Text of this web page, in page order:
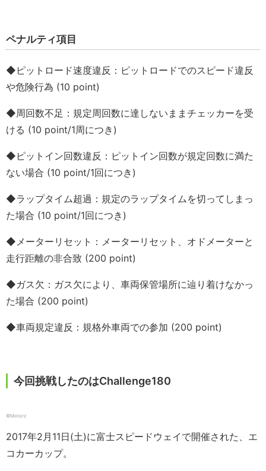
ペナルティ項目
◆ピットロード速度違反：ピットロードでのスピード違反
や危険行為 (10 point)
◆周回数不足：規定周回数に達しないままチェッカーを受
ける (10 point/1周につき)
◆ピットイン回数違反：ピットイン回数が規定回数に満た
ない場合 (10 point/1回につき)
◆ラップタイム超過：規定のラップタイムを切ってしまっ
た場合 (10 point/1回につき)
◆メーターリセット：メーターリセット、オドメーターと
走行距離の非合致 (200 point)
◆ガス欠：ガス欠により、車両保管場所に辿り着けなかっ
た場合 (200 point)
◆車両規定違反：規格外車両での参加 (200 point)
今回挑戦したのはChallenge180
©Motorz
2017年2月11日(土)に富士スピードウェイで開催された、エ
コカーカップ。